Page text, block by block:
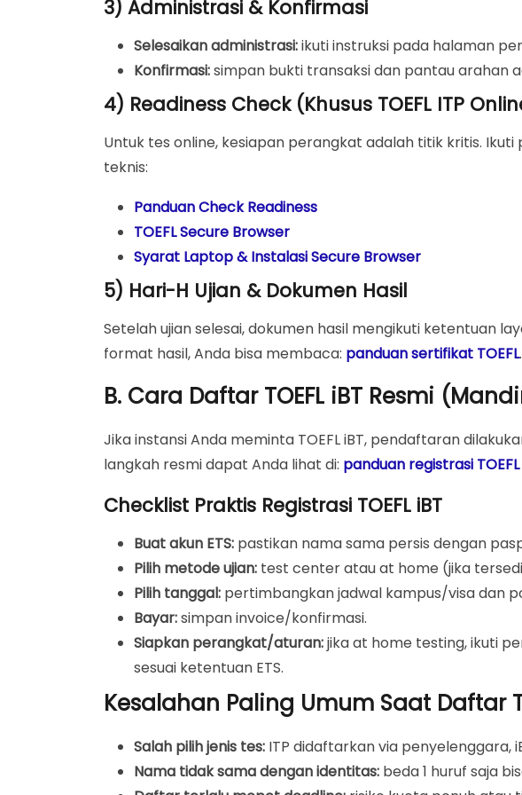
3) Administrasi & Konfirmasi
Selesaikan administrasi:ikuti instruksi pada halaman
Konfirmasi:simpan bukti transaksi dan pantau arahan
4) Readiness Check (Khusus TOEFL ITP
Untuk tes online, kesiapan perangkat adalah titik kritis.
teknis:
Panduan Check Readiness
TOEFL Secure Browser
Syarat Laptop & Instalasi Secure Browser
5) Hari-H Ujian & Dokumen Hasil
Setelah ujian selesai, dokumen hasil mengikuti ketentuan
format hasil, Anda bisa membaca: panduan sertifikat TOEFL.
B. Cara Daftar TOEFL iBT Resmi
Jika instansi Anda meminta TOEFL iBT, pendaftaran
langkah resmi dapat Anda lihat di: panduan registrasi TOEFL
Checklist Praktis Registrasi TOEFL iBT
Buat akun ETS: pastikan nama sama persis dengan
Pilih metode ujian: test center atau at home (jika
Pilih tanggal: pertimbangkan jadwal kampus/visa dan
Bayar:simpan invoice/konfirmasi.
Siapkan perangkat/aturan:jika at home testing, ikuti
sesuai ketentuan ETS.
Kesalahan Paling Umum Saat Daftar
Salah pilih jenis tes: ITP didaftarkan via penyelenggara,
Nama tidak sama dengan identitas: beda 1 huruf saja